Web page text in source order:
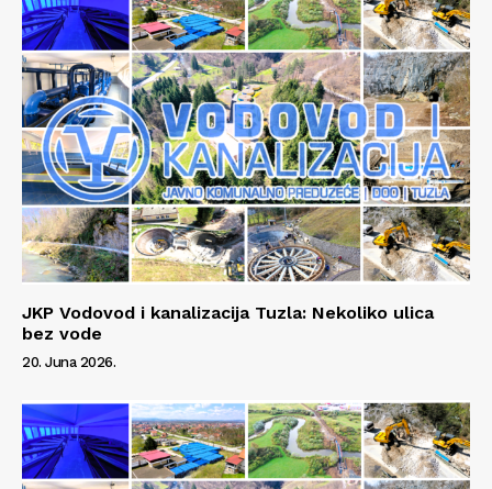
Info
O nama
Kontakt
Impressum
JKP Vodovod i kanalizacija Tuzla: Nekoliko ulica
bez vode
20. Juna 2026.